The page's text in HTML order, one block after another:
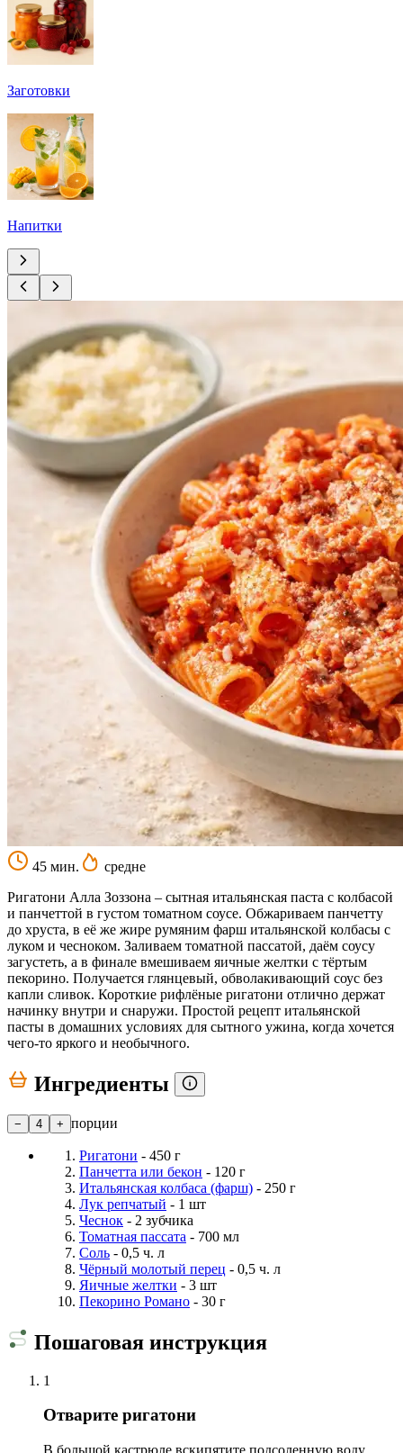
Заготовки
Напитки
45 мин.
средне
Ригатони Алла Зоззона – сытная итальянская паста с колбасой
и панчеттой в густом томатном соусе. Обжариваем панчетту
до хруста, в её же жире румяним фарш итальянской колбасы с
луком и чесноком. Заливаем томатной пассатой, даём соусу
загустеть, а в финале вмешиваем яичные желтки с тёртым
пекорино. Получается глянцевый, обволакивающий соус без
капли сливок. Короткие рифлёные ригатони отлично держат
начинку внутри и снаружи. Простой рецепт итальянской
пасты в домашних условиях для сытного ужина, когда хочется
чего-то яркого и необычного.
Ингредиенты
− 4 + порции
Ригатони - 450 г
Панчетта или бекон - 120 г
Итальянская колбаса (фарш) - 250 г
Лук репчатый - 1 шт
Чеснок - 2 зубчика
Томатная пассата - 700 мл
Соль - 0,5 ч. л
Чёрный молотый перец - 0,5 ч. л
Яичные желтки - 3 шт
Пекорино Романо - 30 г
Пошаговая инструкция
1
Отварите ригатони
В большой кастрюле вскипятите подсоленную воду.